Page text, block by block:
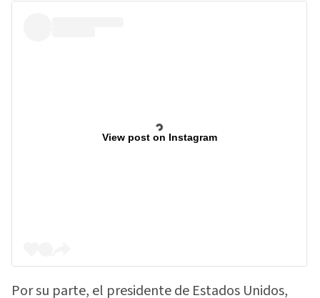
View post on Instagram
Por su parte, el presidente de Estados Unidos,